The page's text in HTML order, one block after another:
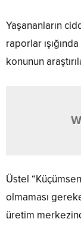
Yaşananların
raporlar
konunun
Üstel
olmaması
üretim